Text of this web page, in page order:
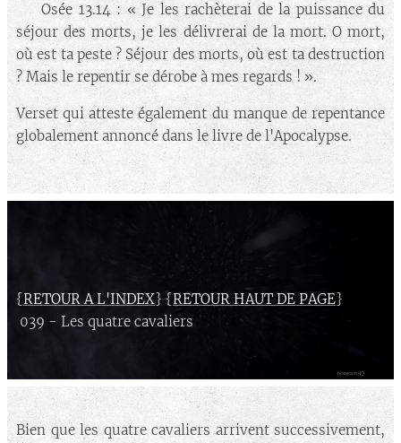
🔘 Osée 13.14 : « Je les rachèterai de la puissance du
séjour des morts, je les délivrerai de la mort. O mort,
où est ta peste ? Séjour des morts, où est ta destruction
? Mais le repentir se dérobe à mes regards ! ».
Verset qui atteste également du manque de repentance
globalement annoncé dans le livre de l'Apocalypse.
{RETOUR A L'INDEX} {RETOUR HAUT DE PAGE}
039 - Les quatre cavaliers
Bien que les quatre cavaliers arrivent successivement,